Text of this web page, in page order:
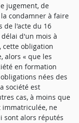
jugement, de
condamner à faire
de l'acte du 16
d'un mois à
cette obligation
alors « que les
en formation
nées des
société est
cas, à moins que
immatriculée, ne
sont alors réputés